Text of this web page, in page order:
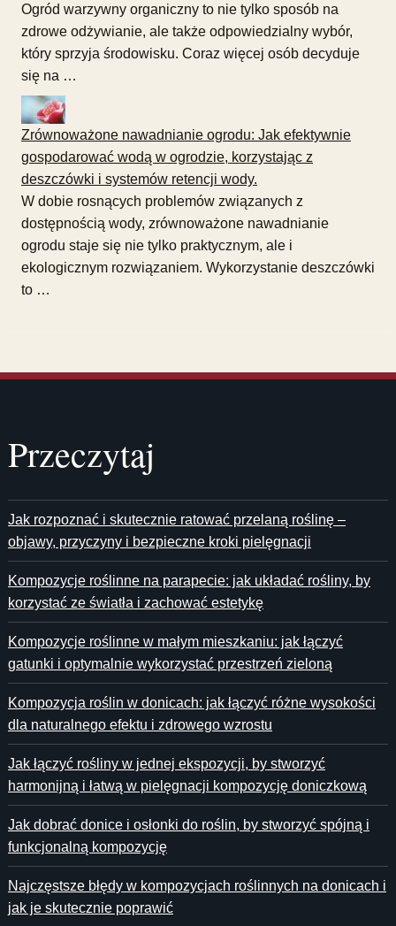
Ogród warzywny organiczny to nie tylko sposób na
zdrowe odżywianie, ale także odpowiedzialny wybór,
który sprzyja środowisku. Coraz więcej osób decyduje
się na …
Zrównoważone nawadnianie ogrodu: Jak efektywnie
gospodarować wodą w ogrodzie, korzystając z
deszczówki i systemów retencji wody.
W dobie rosnących problemów związanych z
dostępnością wody, zrównoważone nawadnianie
ogrodu staje się nie tylko praktycznym, ale i
ekologicznym rozwiązaniem. Wykorzystanie deszczówki
to …
Przeczytaj
Jak rozpoznać i skutecznie ratować przelaną roślinę –
objawy, przyczyny i bezpieczne kroki pielęgnacji
Kompozycje roślinne na parapecie: jak układać rośliny, by
korzystać ze światła i zachować estetykę
Kompozycje roślinne w małym mieszkaniu: jak łączyć
gatunki i optymalnie wykorzystać przestrzeń zieloną
Kompozycja roślin w donicach: jak łączyć różne wysokości
dla naturalnego efektu i zdrowego wzrostu
Jak łączyć rośliny w jednej ekspozycji, by stworzyć
harmonijną i łatwą w pielęgnacji kompozycję doniczkową
Jak dobrać donice i osłonki do roślin, by stworzyć spójną i
funkcjonalną kompozycję
Najczęstsze błędy w kompozycjach roślinnych na donicach i
jak je skutecznie poprawić